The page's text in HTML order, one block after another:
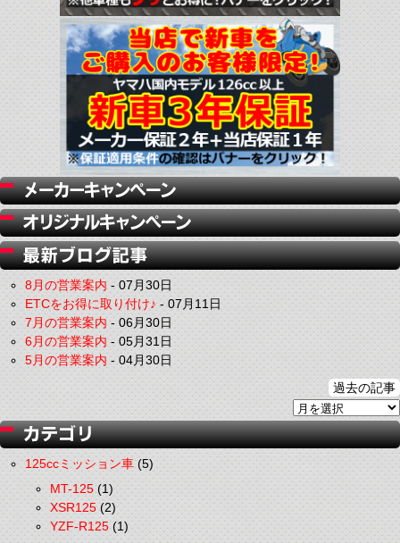
8月の営業案内-07月30日
ETCをお得に取り付け♪-07月11日
7月の営業案内-06月30日
6月の営業案内-05月31日
5月の営業案内-04月30日
過去の記事
125ccミッション車(5)
MT-125(1)
XSR125(2)
YZF-R125(1)